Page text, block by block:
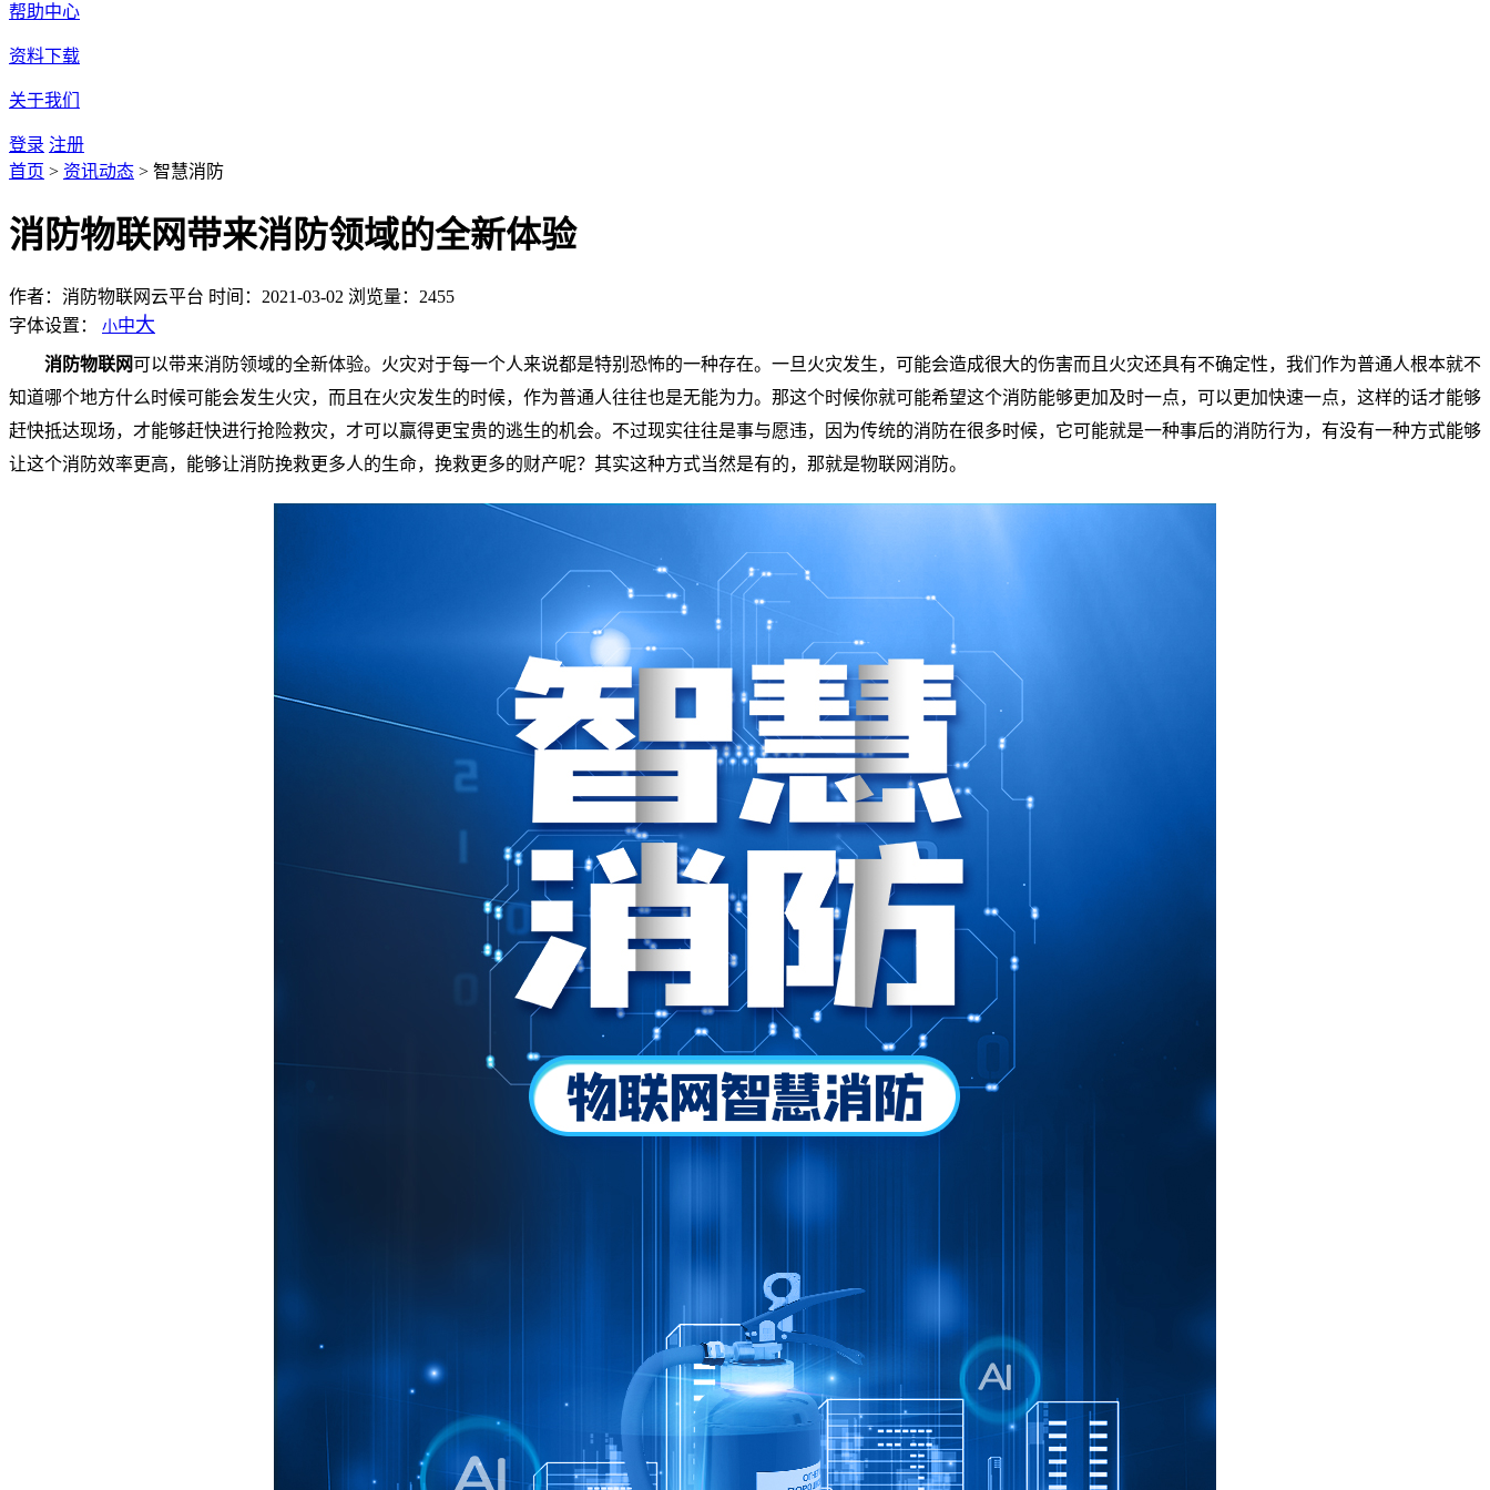
帮助中心
资料下载
关于我们
登录 注册
首页 > 资讯动态 > 智慧消防
消防物联网带来消防领域的全新体验
作者：消防物联网云平台 时间：2021-03-02 浏览量：2455
字体设置： 小中大
消防物联网可以带来消防领域的全新体验。火灾对于每一个人来说都是特别恐怖的一种存在。一旦火灾发生，可能会造成很大的伤害而且火灾还具有不确定性，我们作为普通人根本就不
知道哪个地方什么时候可能会发生火灾，而且在火灾发生的时候，作为普通人往往也是无能为力。那这个时候你就可能希望这个消防能够更加及时一点，可以更加快速一点，这样的话才能够
赶快抵达现场，才能够赶快进行抢险救灾，才可以赢得更宝贵的逃生的机会。不过现实往往是事与愿违，因为传统的消防在很多时候，它可能就是一种事后的消防行为，有没有一种方式能够
让这个消防效率更高，能够让消防挽救更多人的生命，挽救更多的财产呢？其实这种方式当然是有的，那就是物联网消防。